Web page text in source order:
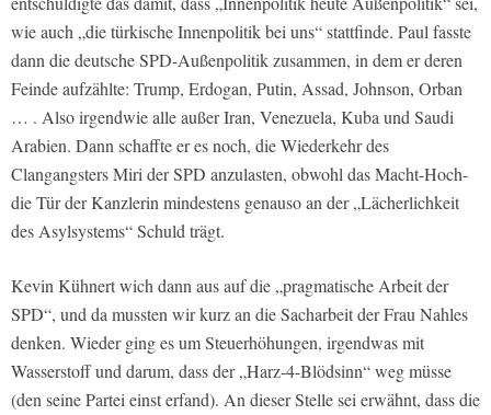
wie auch „die türkische Innenpolitik bei uns“ stattfinde. Paul fasste
dann die deutsche SPD-Außenpolitik zusammen, in dem er deren
Feinde aufzählte: Trump, Erdogan, Putin, Assad, Johnson, Orban
… . Also irgendwie alle außer Iran, Venezuela, Kuba und Saudi
Arabien. Dann schaffte er es noch, die Wiederkehr des
Clangangsters Miri der SPD anzulasten, obwohl das Macht-Hoch-
die Tür der Kanzlerin mindestens genauso an der „Lächerlichkeit
des Asylsystems“ Schuld trägt.
Kevin Kühnert wich dann aus auf die „pragmatische Arbeit der
SPD“, und da mussten wir kurz an die Sacharbeit der Frau Nahles
denken. Wieder ging es um Steuerhöhungen, irgendwas mit
Wasserstoff und darum, dass der „Harz-4-Blödsinn“ weg müsse
(den seine Partei einst erfand). An dieser Stelle sei erwähnt, dass die